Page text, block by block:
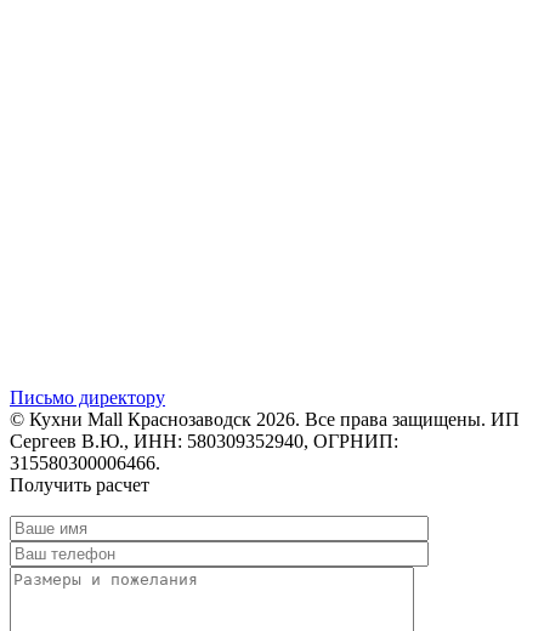
Письмо директору
© Кухни Mall Краснозаводск 2026. Все права защищены. ИП
Сергеев В.Ю., ИНН: 580309352940, ОГРНИП:
315580300006466.
Получить расчет